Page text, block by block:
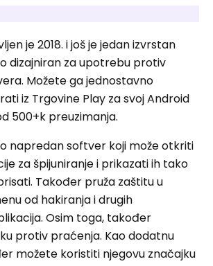
je 2018. i još je jedan izvrstan
dizajniran za upotrebu protiv
Možete ga jednostavno
iz Trgovine Play za svoj Android
500+k preuzimanja.
napredan softver koji može otkriti
za špijuniranje i prikazati ih tako
Također pruža zaštitu u
od hakiranja i drugih
Osim toga, također
protiv praćenja. Kao dodatnu
možete koristiti njegovu značajku